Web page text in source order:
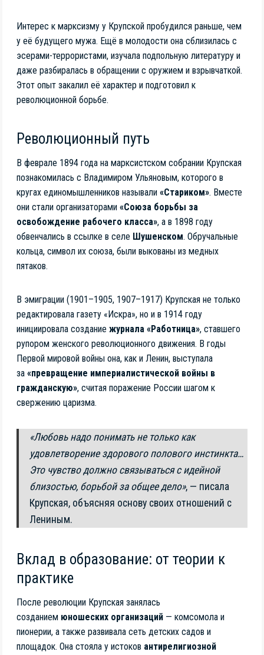
Интерес к марксизму у Крупской пробудился раньше, чем
у её будущего мужа. Ещё в молодости она сблизилась с
эсерами-террористами, изучала подпольную литературу и
даже разбиралась в обращении с оружием и взрывчаткой.
Этот опыт закалил её характер и подготовил к
революционной борьбе.
Революционный путь
В феврале 1894 года на марксистском собрании Крупская
познакомилась с Владимиром Ульяновым, которого в
кругах единомышленников называли «Стариком». Вместе
они стали организаторами «Союза борьбы за
освобождение рабочего класса», а в 1898 году
обвенчались в ссылке в селе Шушенском. Обручальные
кольца, символ их союза, были выкованы из медных
пятаков.
В эмиграции (1901–1905, 1907–1917) Крупская не только
редактировала газету «Искра», но и в 1914 году
инициировала создание журнала «Работница», ставшего
рупором женского революционного движения. В годы
Первой мировой войны она, как и Ленин, выступала
за «превращение империалистической войны в
гражданскую», считая поражение России шагом к
свержению царизма.
«Любовь надо понимать не только как
удовлетворение здорового полового инстинкта…
Это чувство должно связываться с идейной
близостью, борьбой за общее дело», — писала
Крупская, объясняя основу своих отношений с
Лениным.
Вклад в образование: от теории к
практике
После революции Крупская занялась
созданием юношеских организаций — комсомола и
пионерии, а также развивала сеть детских садов и
площадок. Она стояла у истоков антирелигиозной